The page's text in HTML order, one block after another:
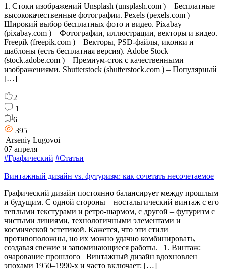
1. Стоки изображений Unsplash (unsplash.com ) – Бесплатные
высококачественные фотографии. Pexels (pexels.com ) –
Широкий выбор бесплатных фото и видео. Pixabay
(pixabay.com ) – Фотографии, иллюстрации, векторы и видео.
Freepik (freepik.com ) – Векторы, PSD-файлы, иконки и
шаблоны (есть бесплатная версия). Adobe Stock
(stock.adobe.com ) – Премиум-сток с качественными
изображениями. Shutterstock (shutterstock.com ) – Популярный
[…]
2
1
6
395
Arseniy Lugovoi
07 апреля
#Графический #Статьи
Винтажный дизайн vs. футуризм: как сочетать несочетаемое
Графический дизайн постоянно балансирует между прошлым
и будущим. С одной стороны – ностальгический винтаж с его
теплыми текстурами и ретро-шармом, с другой – футуризм с
чистыми линиями, технологичными элементами и
космической эстетикой. Кажется, что эти стили
противоположны, но их можно удачно комбинировать,
создавая свежие и запоминающиеся работы. 1. Винтаж:
очарование прошлого Винтажный дизайн вдохновлен
эпохами 1950–1990-х и часто включает: […]